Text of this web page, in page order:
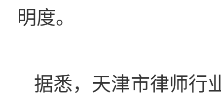
明度。
据悉，天津市律师行